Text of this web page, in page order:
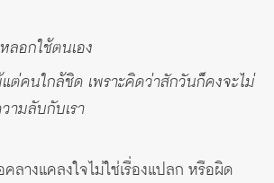
อกใช้ตนเอง
แต่คนใกล้ชิด เพราะคิดว่าสักวันก็คงจะไม่
ามลับกับเรา
ลางแคลงใจไม่ใช่เรื่องแปลก หรือผิด